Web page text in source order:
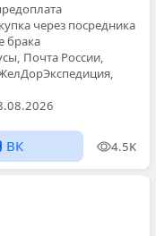
через посредника
брака
Почта России,
ВК 4.5K